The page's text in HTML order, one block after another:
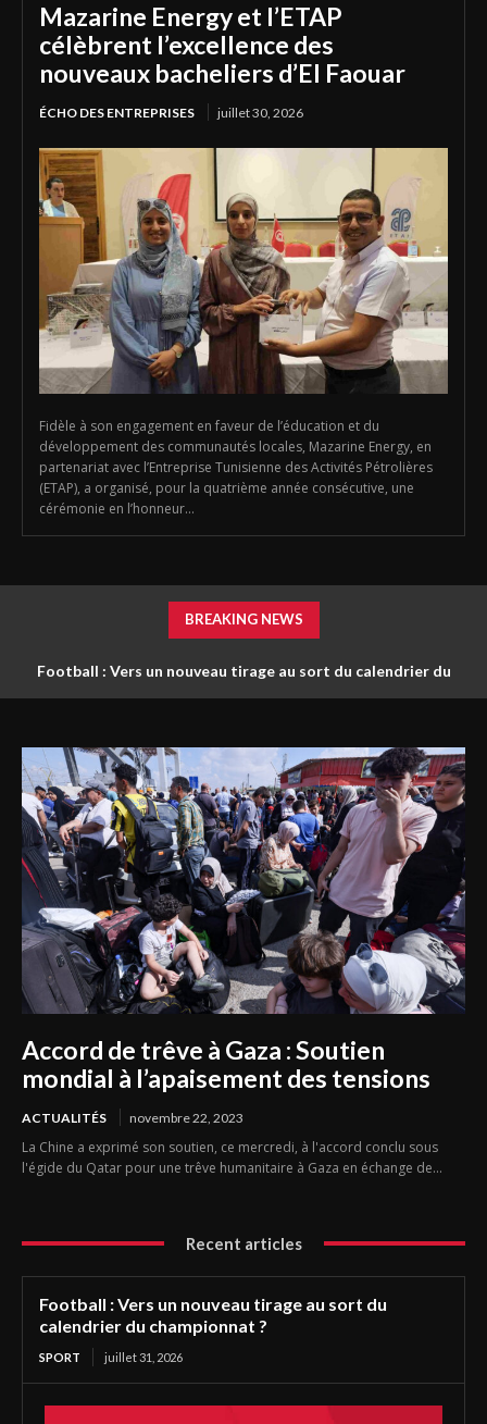
Mazarine Energy et l’ETAP
célèbrent l’excellence des
nouveaux bacheliers d’El Faouar
ÉCHO DES ENTREPRISES juillet 30, 2026
Fidèle à son engagement en faveur de l’éducation et du
développement des communautés locales, Mazarine Energy, en
partenariat avec l’Entreprise Tunisienne des Activités Pétrolières
(ETAP), a organisé, pour la quatrième année consécutive, une
cérémonie en l’honneur...
BREAKING NEWS
Football : Vers un nouveau tirage au sort du calendrier du
Accord de trêve à Gaza : Soutien
mondial à l’apaisement des tensions
ACTUALITÉS novembre 22, 2023
La Chine a exprimé son soutien, ce mercredi, à l'accord conclu sous
l'égide du Qatar pour une trêve humanitaire à Gaza en échange de...
Recent articles
Football : Vers un nouveau tirage au sort du
calendrier du championnat ?
SPORT juillet 31, 2026